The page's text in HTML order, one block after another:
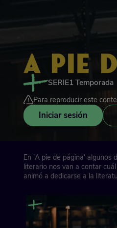
SERIE1 Temporada
Para reproducir este
Iniciar sesión
En 'A pie de página' algunos
literario nos van a contar
animó a dedicarse a la